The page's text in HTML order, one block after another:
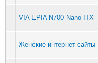
VIA EPIA N700 Nano-ITX
Женские интернет-